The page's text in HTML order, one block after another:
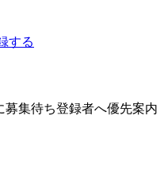
する
集待ち登録者へ優先案内